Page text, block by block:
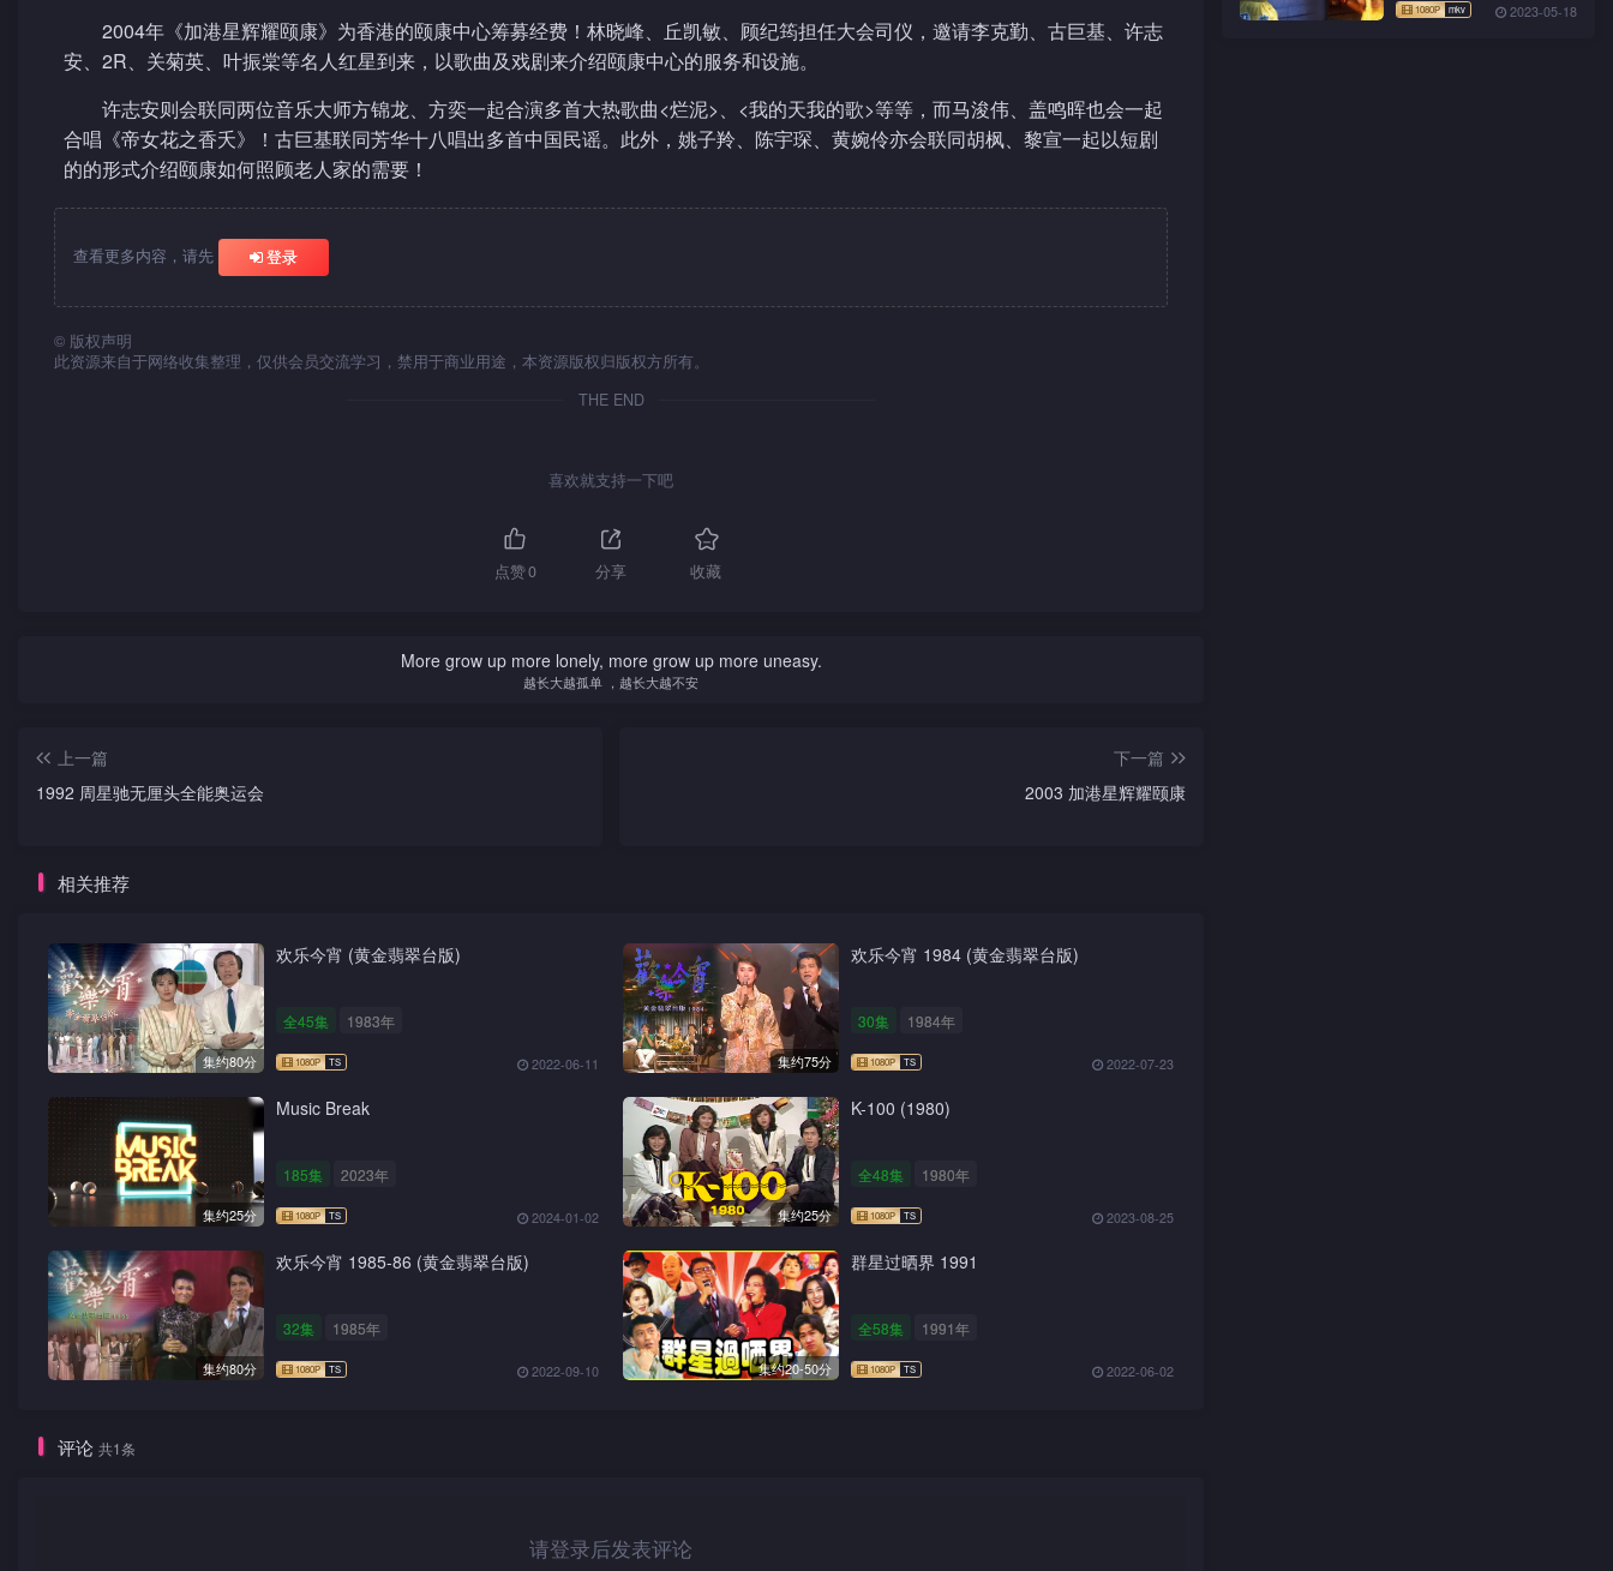
2004年《加港星辉耀颐康》为香港的颐康中心筹募经费！林晓峰、丘凯敏、顾纪筠担任大会司仪，邀请李克勤、古巨基、许志
安、2R、关菊英、叶振棠等名人红星到来，以歌曲及戏剧来介绍颐康中心的服务和设施。
许志安则会联同两位音乐大师方锦龙、方奕一起合演多首大热歌曲<烂泥>、<我的天我的歌>等等，而马浚伟、盖鸣晖也会一起
合唱《帝女花之香夭》！古巨基联同芳华十八唱出多首中国民谣。此外，姚子羚、陈宇琛、黄婉伶亦会联同胡枫、黎宣一起以短剧
的的形式介绍颐康如何照顾老人家的需要！
查看更多内容，请先 登录
© 版权声明
此资源来自于网络收集整理，仅供会员交流学习，禁用于商业用途，本资源版权归版权方所有。
THE END
喜欢就支持一下吧
点赞0 分享 收藏
More grow up more lonely, more grow up more uneasy.
越长大越孤单 ，越长大越不安
上一篇
1992 周星驰无厘头全能奥运会
下一篇
2003 加港星辉耀颐康
相关推荐
集约80分
欢乐今宵 (黄金翡翠台版)
全45集 1983年
2022-06-11 集约75分
欢乐今宵 1984 (黄金翡翠台版)
30集 1984年
2022-07-23
集约25分
Music Break
185集 2023年
2024-01-02 集约25分
K-100 (1980)
全48集 1980年
2023-08-25
集约80分
欢乐今宵 1985-86 (黄金翡翠台版)
32集 1985年
2022-09-10 集约20-50分
群星过晒界 1991
全58集 1991年
2022-06-02
评论 共1条
请登录后发表评论
2023-05-18